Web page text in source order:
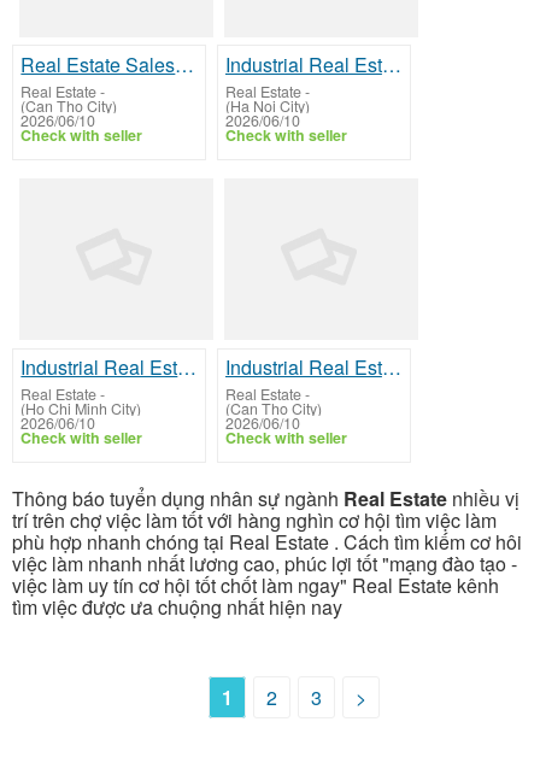
Real Estate Sales Team Leader
Real Estate-
(Can Tho City)
2026/06/10
Check with seller
Industrial Real Estate Manager, Leasing Executive (Industrial), Property Development Specialist
Real Estate-
(Ha Noi City)
2026/06/10
Check with seller
Industrial Real Estate Manager, Leasing Executive (Industrial), Property Development Specialist
Real Estate-
(Ho Chi Minh City)
2026/06/10
Check with seller
Industrial Real Estate Manager, Leasing Executive (Industrial), Property Development Specialist
Real Estate-
(Can Tho City)
2026/06/10
Check with seller
Thông báo tuyển dụng nhân sự ngành Real Estate nhiều vị
trí trên chợ việc làm tốt với hàng nghìn cơ hội tìm việc làm
phù hợp nhanh chóng tại Real Estate . Cách tìm kiếm cơ hôi
việc làm nhanh nhất lương cao, phúc lợi tốt "mạng đào tạo -
việc làm uy tín cơ hội tốt chốt làm ngay" Real Estate kênh
tìm việc được ưa chuộng nhất hiện nay
1 2 3 >